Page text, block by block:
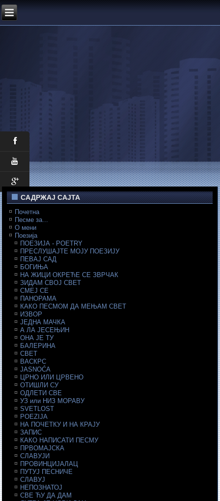
САДРЖАЈ САЈТА
Почетна
Песме за...
О мени
Поезија
ПОЕЗИЈА - POETRY
ПРЕСЛУШАЈТЕ МОЈУ ПОЕЗИЈУ
ПЕВАЈ САД
БОГИЊА
НА ЖИЦИ ОКРЕЋЕ СЕ ЗВРЧАК
ЗИДАМ СВОЈ СВЕТ
СМЕЈ СЕ
ПАНОРАМА
КАКО ПЕСМОМ ДА МЕЊАМ СВЕТ
ИЗВОР
ЈЕДНА МАЧКА
А ЛА ЈЕСЕЊИН
ОНА ЈЕ ТУ
БАЛЕРИНА
СВЕТ
ВАСКРС
JASNOĆA
ЦРНО ИЛИ ЦРВЕНО
ОТИШЛИ СУ
ОДЛЕТИ СВЕ
УЗ или НИЗ МОРАВУ
SVETLOST
POEZIJA
НА ПОЧЕТКУ И НА КРАЈУ
ЗАПИС
КАКО НАПИСАТИ ПЕСМУ
ПРВОМАЈСКА
СЛАВУЈИ
ПРОВИНЦИЈАЛАЦ
ПУТУЈ ПЕСНИЧЕ
СЛАВУЈ
НЕПОЗНАТОЈ
СВЕ ЋУ ДА ДАМ